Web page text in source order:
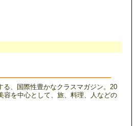
、国際性豊かなクラスマガジン。20
容を中心として、旅、料理、人などの